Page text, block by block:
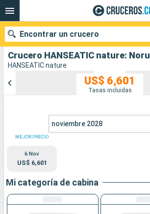
HANSEATIC nature
US$ 6,601
Tasas incluidas
noviembre 2028
MEJOR PRECIO
6 Nov
US$ 6,601
Mi categoría de cabina
Encontrar un crucero
Puertos